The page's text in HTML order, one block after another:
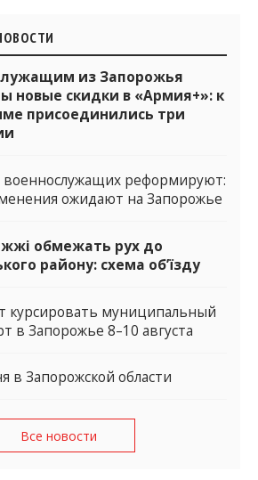
из Запорожья
новые скидки в «Армия+»: к
присоединились три
реформируют:
ожидают на Запорожье
обмежать рух до
району: схема об’їзду
курсировать муниципальный
в Запорожье 8–10 августа
в Запорожской области
Все новости